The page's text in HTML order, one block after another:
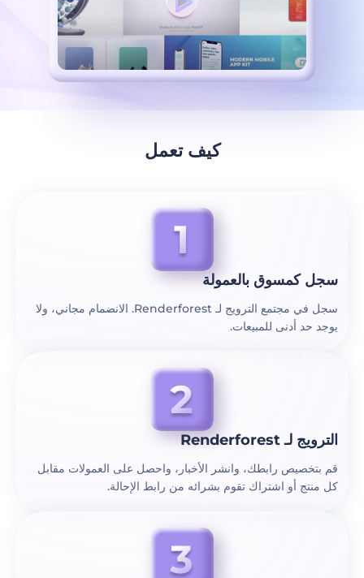
كيف تعمل
سجل كمسوق بالعمولة
سجل في مجتمع الترويج لـ Renderforest. الانضمام مجاني، ولا
يوجد حد أدنى للمبيعات.
الترويج لـ Renderforest
قم بتخصيص رابطك، وانشر الأخبار، واحصل على العمولات مقابل
كل منتج أو اشتراك تقوم بشرائه من رابط الإحالة.